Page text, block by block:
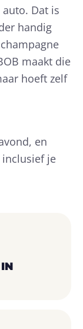
Dat is
handig
maakt die
hoeft zelf
en
je